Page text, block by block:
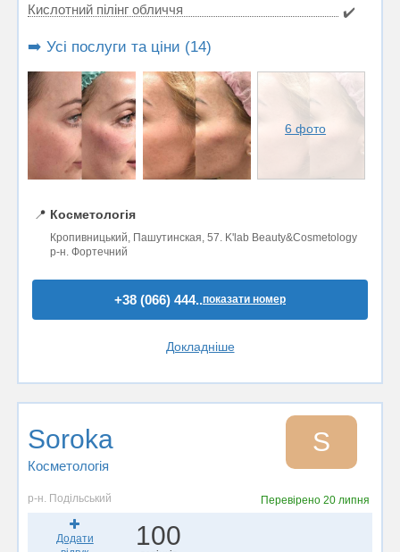
Кислотний пілінг обличчя ✔️
➡️ Усі послуги та ціни (14)
6 фото
📍 Косметологія
Кропивницький, Пашутинская, 57. K'lab Beauty&Cosmetology
р-н. Фортечний
+38 (066) 444..показати номер
Докладніше
Soroka
Косметологія
S
р-н. Подільський Перевірено 20 липня
Додати
100